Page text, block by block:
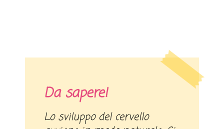
Da sapere!
Lo sviluppo del cervello